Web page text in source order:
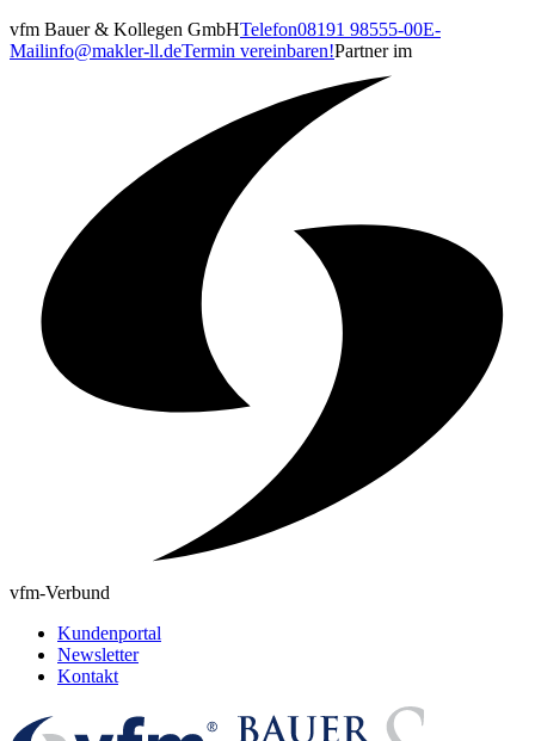
vfm Bauer & Kollegen GmbHTelefon08191 98555-00E-
Mailinfo@makler-ll.deTermin vereinbaren!Partner im
vfm-Verbund
Kundenportal
Newsletter
Kontakt